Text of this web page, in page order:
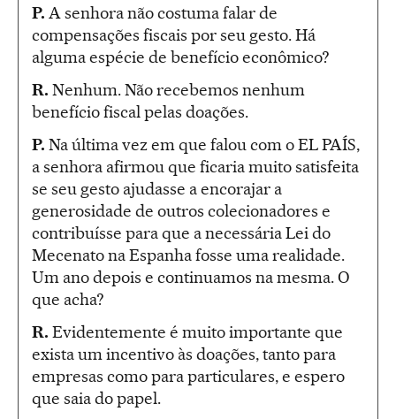
P. A senhora não costuma falar de
compensações fiscais por seu gesto. Há
alguma espécie de benefício econômico?
R. Nenhum. Não recebemos nenhum
benefício fiscal pelas doações.
P. Na última vez em que falou com o EL PAÍS,
a senhora afirmou que ficaria muito satisfeita
se seu gesto ajudasse a encorajar a
generosidade de outros colecionadores e
contribuísse para que a necessária Lei do
Mecenato na Espanha fosse uma realidade.
Um ano depois e continuamos na mesma. O
que acha?
R. Evidentemente é muito importante que
exista um incentivo às doações, tanto para
empresas como para particulares, e espero
que saia do papel.